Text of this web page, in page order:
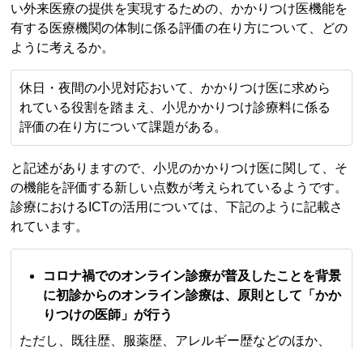
い外来医療の提供を実現するための、かかりつけ医機能を
有する医療機関の体制に係る評価の在り方について、どの
ように考えるか。
休日・夜間の小児対応おいて、かかりつけ医に求めら
れている役割を踏まえ、小児かかりつけ診療料に係る
評価の在り方について課題がある。
と記述がありますので、小児のかかりつけ医に関して、そ
の機能を評価する新しい点数が考えられているようです。
診療におけるICTの活用については、下記のように記載さ
れています。
コロナ禍でのオンライン診療が普及したことを背景
に初診からのオンライン診療は、原則として「かか
りつけの医師」が行う
ただし、既往歴、服薬歴、アレルギー歴などのほか、